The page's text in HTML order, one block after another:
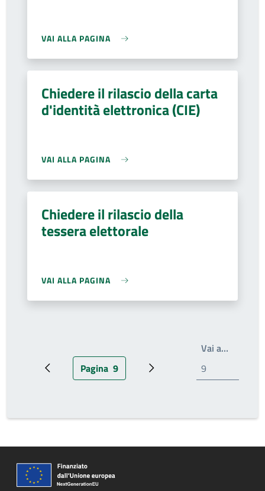
VAI ALLA PAGINA
Chiedere il rilascio della carta
d'identità elettronica (CIE)
VAI ALLA PAGINA
Chiedere il rilascio della
tessera elettorale
VAI ALLA PAGINA
Pagina precedentePagina attuale
Pagina 9 Prossima pagina
Vai a…